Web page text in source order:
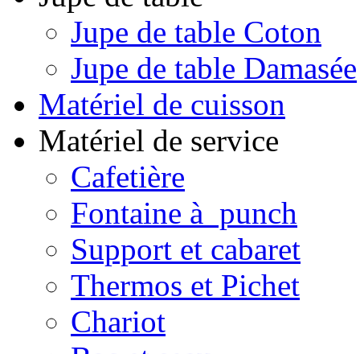
Jupe de table Coton
Jupe de table Damasée
Matériel de cuisson
Matériel de service
Cafetière
Fontaine à punch
Support et cabaret
Thermos et Pichet
Chariot